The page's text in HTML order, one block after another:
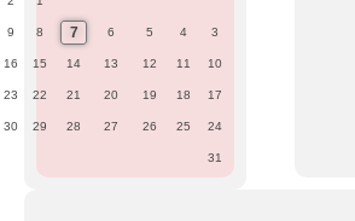
3
4
5
6
7
8
9
10
11
12
13
14
15
16
17
18
19
20
21
22
23
24
25
26
27
28
29
30
31